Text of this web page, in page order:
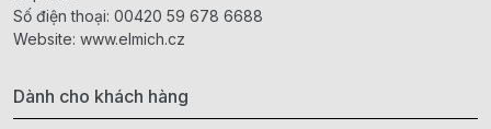
Số điện thoại: 00420 59 678 6688
Website: www.elmich.cz
Dành cho khách hàng